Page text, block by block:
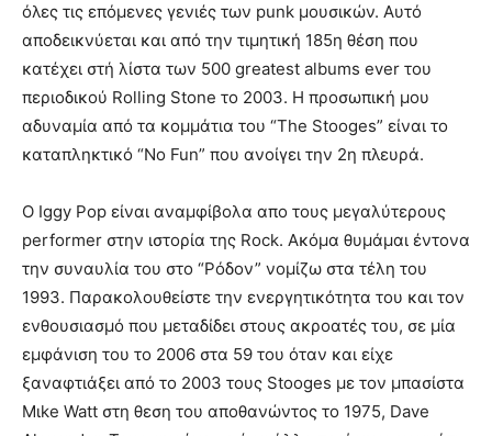
όλες τις επόμενες γενιές των punk μουσικών. Αυτό
αποδεικνύεται και από την τιμητική 185η θέση που
κατέχει στή λίστα των 500 greatest albums ever του
περιοδικού Rolling Stone το 2003. Η προσωπική μου
αδυναμία από τα κομμάτια του “Τhe Stooges” είναι το
καταπληκτικό “No Fun” που ανοίγει την 2η πλευρά.
O Iggy Pop είναι αναμφίβολα απο τους μεγαλύτερους
performer στην ιστορία της Rock. Ακόμα θυμάμαι έντονα
την συναυλία του στο “Ρόδον” νομίζω στα τέλη του
1993. Παρακολουθείστε την ενεργητικότητα του και τον
ενθουσιασμό που μεταδίδει στους ακροατές του, σε μία
εμφάνιση του το 2006 στα 59 του όταν και είχε
ξαναφτιάξει από το 2003 τους Stooges με τον μπασίστα
Μιke Watt στη θεση του αποθανώντος το 1975, Dave